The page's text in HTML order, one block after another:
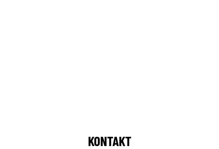
KONTAKT